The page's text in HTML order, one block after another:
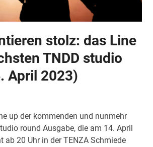
stolz: das Line
TNDD studio
April 2023)
up der kommenden und nunmehr
round Ausgabe, die am 14. April
ab 20 Uhr in der TENZA Schmiede